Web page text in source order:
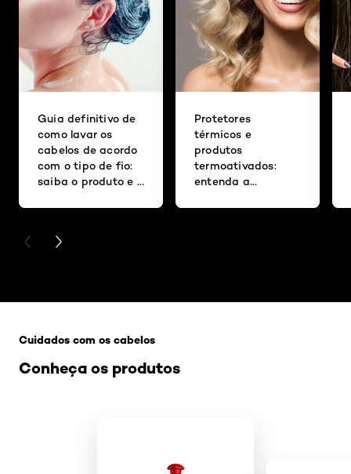
Guia definitivo de
como lavar os
cabelos de acordo
com o tipo de fio:
saiba o produto e a
para suas
Protetores
térmicos e
produtos
termoativados:
entenda a
eles
PREVIOUS CARD
NEXT CARD
Conheça os produtos
Cuidados com os cabelos